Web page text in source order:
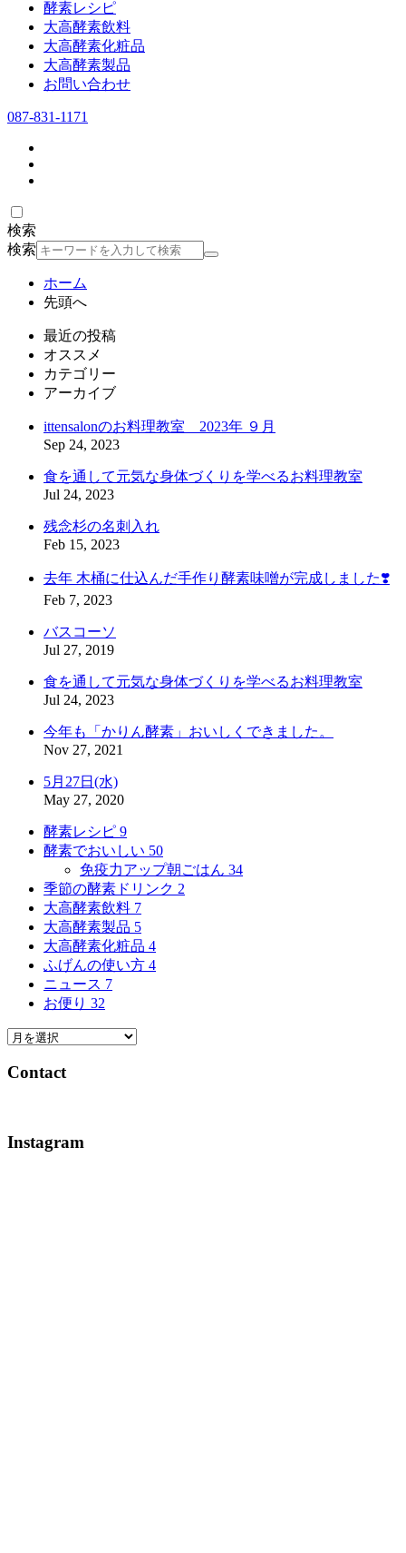
酵素レシピ
大高酵素飲料
大高酵素化粧品
大高酵素製品
お問い合わせ
087-831-1171
検索
検索
ホーム
先頭へ
最近の投稿
オススメ
カテゴリー
アーカイブ
ittensalonのお料理教室 2023年 ９月
Sep 24, 2023
食を通して元気な身体づくりを学べるお料理教室
Jul 24, 2023
残念杉の名刺入れ
Feb 15, 2023
去年 木桶に仕込んだ手作り酵素味噌が完成しました❣️
Feb 7, 2023
バスコーソ
Jul 27, 2019
食を通して元気な身体づくりを学べるお料理教室
Jul 24, 2023
今年も「かりん酵素」おいしくできました。
Nov 27, 2021
5月27日(水)
May 27, 2020
酵素レシピ 9
酵素でおいしい 50
免疫力アップ朝ごはん 34
季節の酵素ドリンク 2
大高酵素飲料 7
大高酵素製品 5
大高酵素化粧品 4
ふげんの使い方 4
ニュース 7
お便り 32
Contact
Instagram